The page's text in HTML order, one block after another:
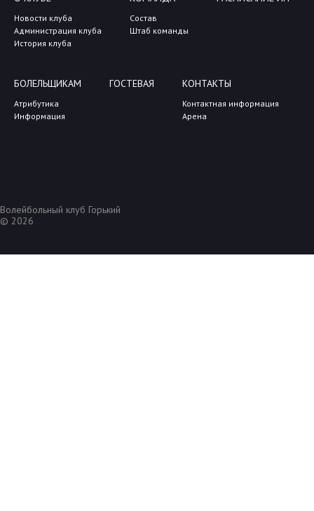
Новости клуба
Администрация клуба
История клуба
Состав
Штаб команды
БОЛЕЛЬЩИКАМ
Атрибутика
Информация
ГОСТЕВАЯ КОНТАКТЫ
Контактная информация
Арена
Волейбольный клуб Горький
© 2026